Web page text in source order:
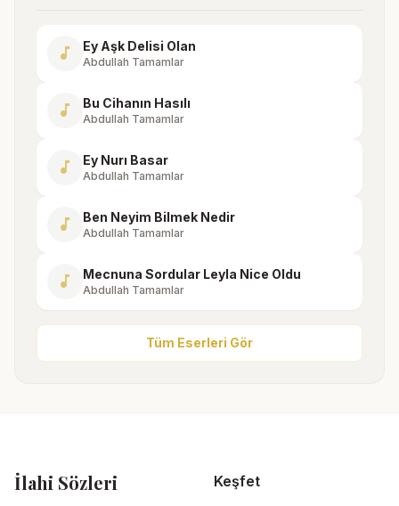
music_note Ey Aşk Delisi Olan
Abdullah Tamamlar
music_note Bu Cihanın Hasılı
Abdullah Tamamlar
music_note Ey Nurı Basar
Abdullah Tamamlar
music_note Ben Neyim Bilmek Nedir
Abdullah Tamamlar
music_note Mecnuna Sordular Leyla Nice Oldu
Abdullah Tamamlar
Tüm Eserleri Gör
İlahi Sözleri Keşfet